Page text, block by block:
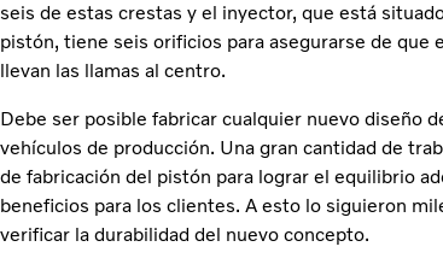
seis de estas crestas y el inyector, que está
pistón, tiene seis orificios para asegurarse de
llevan las llamas al centro.
Debe ser posible fabricar cualquier nuevo diseño
vehículos de producción. Una gran cantidad de
de fabricación del pistón para lograr el equilibrio
beneficios para los clientes. A esto lo siguieron
verificar la durabilidad del nuevo concepto.